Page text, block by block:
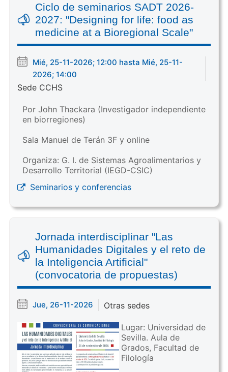
Ciclo de seminarios SADT 2026-
2027: "Designing for life: food as
medicine at a Bioregional Scale"
Mié, 25-11-2026; 12:00 hasta Mié, 25-11-
2026; 14:00
Sede CCHS
Por John Thackara (Investigador independiente
en biorregiones)
Sala Manuel de Terán 3F y online
Organiza: G. I. de Sistemas Agroalimentarios y
Desarrollo Territorial (IEGD-CSIC)
Seminarios y conferencias
Jornada interdisciplinar "Las
Humanidades Digitales y el reto de
la Inteligencia Artificial"
(convocatoria de propuestas)
Jue, 26-11-2026 Otras sedes
Lugar: Universidad de
Sevilla. Aula de
Grados, Facultad de
Filología